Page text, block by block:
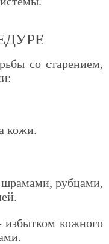
со старением,
кожи.
рубцами,
кожного